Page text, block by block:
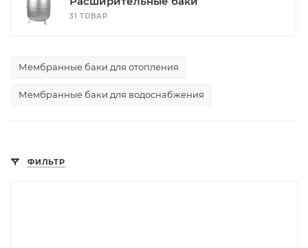
31 ТОВАР
Мембранные баки для отопления
Мембранные баки для водоснабжения
ФИЛЬТР